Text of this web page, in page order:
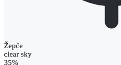
Žepče
clear sky
35%